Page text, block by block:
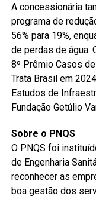
A concessionária
programa de
56% para 19%,
de perdas de água.
8º Prêmio Casos
Trata Brasil em
Estudos de
Fundação Getúlio
Sobre o PNQS
O PNQS foi
de Engenharia
reconhecer as
boa gestão dos